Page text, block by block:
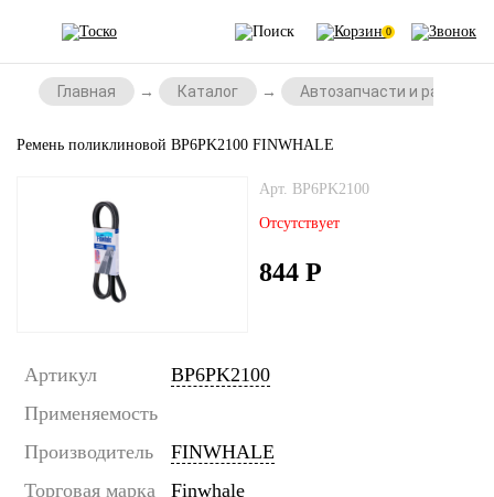
0
Главная Каталог Автозапчасти и
Ремень поликлиновой BP6PK2100 FINWHALE
Арт. BP6PK2100
Отсутствует
844 Р
Артикул
BP6PK2100
Применяемость
Производитель
FINWHALE
Торговая марка
Finwhale